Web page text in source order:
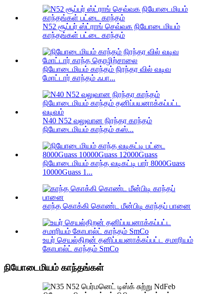
N52 சூப்பர் ஸ்ட்ராங் செவ்வக நியோடைமியம்
காந்தங்கள் பட்டை காந்தம்
நியோடைமியம் காந்தம் நிரந்தர வில் வடிவ
மோட்டார் காந்தம் ஃபா...
N40 N52 வலுவான நிரந்தர காந்தம்
நியோடைமியம் காந்தம் கஸ்...
நியோடைமியம் காந்த வடிகட்டி பார் 8000Guass
10000Guass 1...
காந்த கொக்கி கொண்ட மீன்பிடி காந்தப் பானை
உயர் செயல்திறன் தனிப்பயனாக்கப்பட்ட சமாரியம்
கோபால்ட் காந்தம் SmCo
நியோடைமியம் காந்தங்கள்